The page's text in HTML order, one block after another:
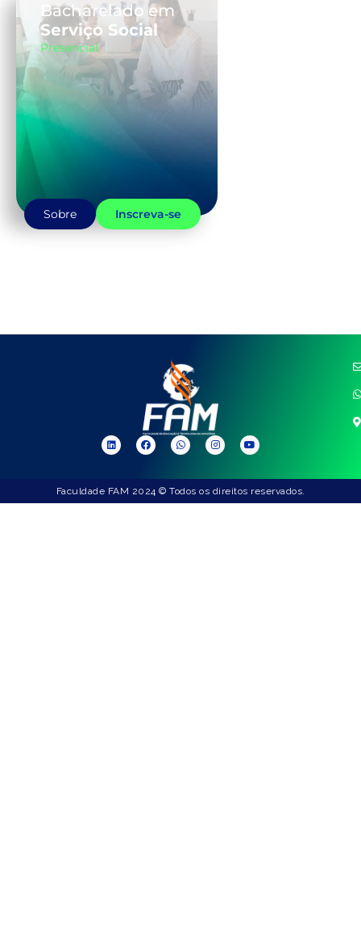
Bacharelado em
Serviço Social
Presencial
Sobre Inscreva-se
Faculdade FAM 2024 © Todos os direitos reservados.